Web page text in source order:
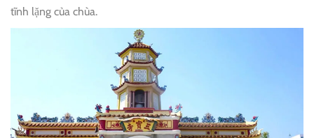
tĩnh lặng của chùa.